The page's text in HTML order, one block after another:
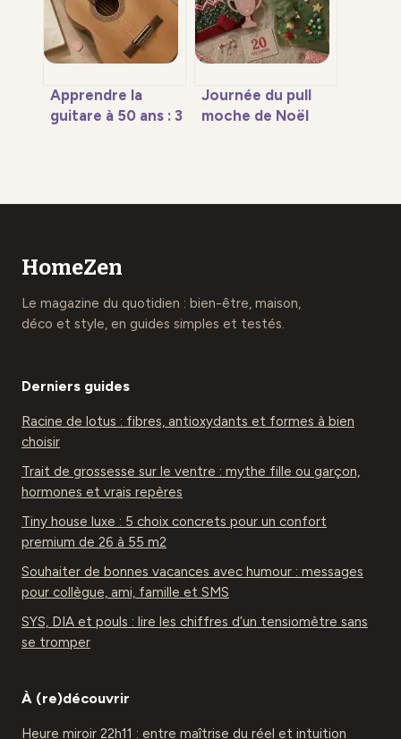
freine votre
progression
Apprendre la
guitare à 50 ans : 3
Journée du pull
moche de Noël
HomeZen
Le magazine du quotidien : bien-être, maison,
déco et style, en guides simples et testés.
Derniers guides
Racine de lotus : fibres, antioxydants et formes à bien
choisir
Trait de grossesse sur le ventre : mythe fille ou garçon,
hormones et vrais repères
Tiny house luxe : 5 choix concrets pour un confort
premium de 26 à 55 m2
Souhaiter de bonnes vacances avec humour : messages
pour collègue, ami, famille et SMS
SYS, DIA et pouls : lire les chiffres d’un tensiomètre sans
se tromper
À (re)découvrir
Heure miroir 22h11 : entre maîtrise du réel et intuition